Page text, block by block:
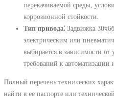
перекачиваемой среды‚
коррозионной стойкости.
Тип привода⁚ Задвижка
электрическим или
выбирается в зависимости от
требований к автоматизации
Полный перечень технических
найти в ее паспорте или